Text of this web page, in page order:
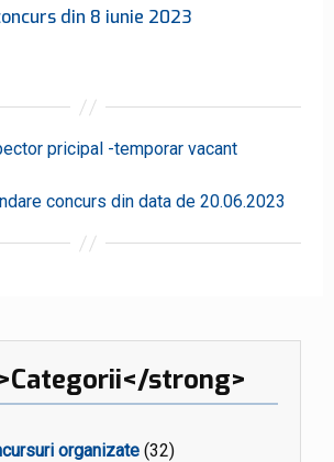
din 8 iunie 2023
pricipal -temporar vacant
concurs din data de 20.06.2023
strong>
organizate (32)